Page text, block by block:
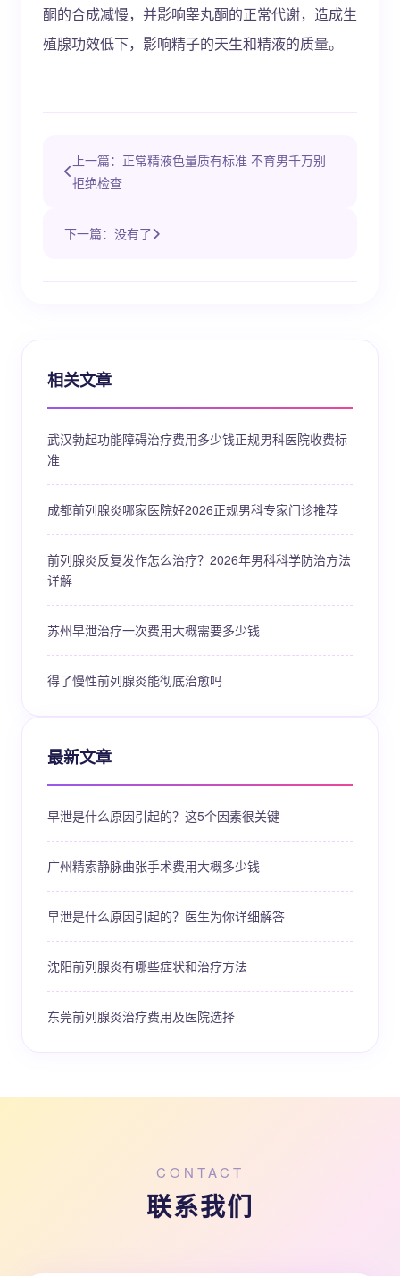
酮的合成减慢，并影响睾丸酮的正常代谢，造成生
殖腺功效低下，影响精子的天生和精液的质量。
上一篇：正常精液色量质有标准 不育男千万别
拒绝检查
下一篇：没有了
相关文章
武汉勃起功能障碍治疗费用多少钱正规男科医院收费标
准
成都前列腺炎哪家医院好2026正规男科专家门诊推荐
前列腺炎反复发作怎么治疗？2026年男科科学防治方法
详解
苏州早泄治疗一次费用大概需要多少钱
得了慢性前列腺炎能彻底治愈吗
最新文章
早泄是什么原因引起的？这5个因素很关键
广州精索静脉曲张手术费用大概多少钱
早泄是什么原因引起的？医生为你详细解答
沈阳前列腺炎有哪些症状和治疗方法
东莞前列腺炎治疗费用及医院选择
CONTACT
联系我们